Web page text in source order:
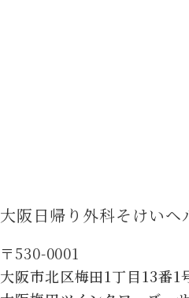
大阪日帰り外科そけいヘ
〒530-0001
大阪市北区梅田1丁目13番1